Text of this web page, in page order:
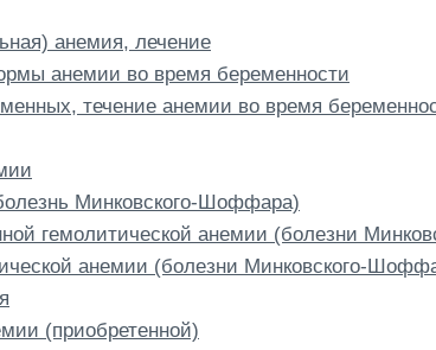
анемия, лечение
анемии во время беременности
течение анемии во время
Минковского-Шоффара)
гемолитической анемии (болезни
анемии (болезни Минковского-
(приобретенной)